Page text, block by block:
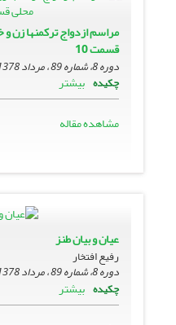
مراسم ازدواج ترکمنها زن
قسمت 10
دوره 8، شماره 89 ، مرداد 1378
چکیده بیشتر
مشاهده مقاله
عیان و بیان طنز
رفیع افتخار
دوره 8، شماره 89 ، مرداد 1378
چکیده بیشتر